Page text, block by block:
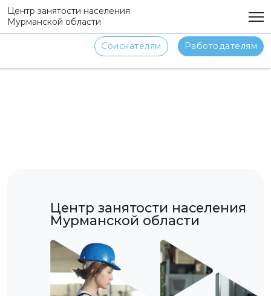
png
Центр занятости населения
Мурманской области
Соискателям Работодателям
Центр занятости населения
Мурманской области